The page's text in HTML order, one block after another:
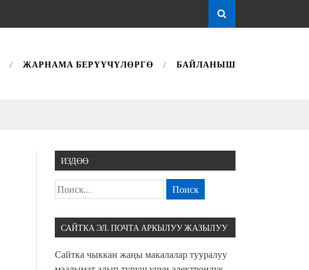
ЖАРНАМА БЕРҮҮЧҮЛӨРГӨ БАЙЛАНЫШ
ИЗДӨӨ
САЙТКА ЭЛ. ПОЧТА АРКЫЛУУ ЖАЗЫЛУУ
Сайтка чыккан жаңы макалалар тууралуу